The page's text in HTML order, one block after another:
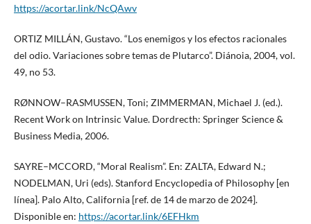
https://acortar.link/NcQAwv
ORTIZ MILLÁN, Gustavo. “Los enemigos y los efectos racionales
del odio. Variaciones sobre temas de Plutarco”. Diánoia, 2004, vol.
49, no 53.
RØNNOW–RASMUSSEN, Toni; ZIMMERMAN, Michael J. (ed.).
Recent Work on Intrinsic Value. Dordrecth: Springer Science &
Business Media, 2006.
SAYRE–MCCORD, “Moral Realism”. En: ZALTA, Edward N.;
NODELMAN, Uri (eds). Stanford Encyclopedia of Philosophy [en
línea]. Palo Alto, California [ref. de 14 de marzo de 2024].
Disponible en: https://acortar.link/6EFHkm